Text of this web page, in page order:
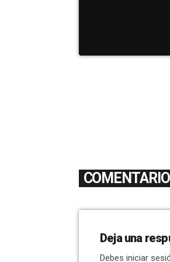
Deja una
Debes iniciar